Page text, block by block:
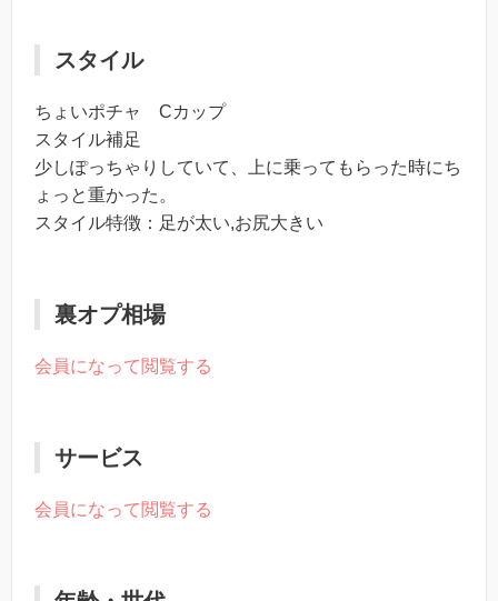
スタイル
ちょいポチャ Cカップ
スタイル補足
少しぽっちゃりしていて、上に乗ってもらった時にち
ょっと重かった。
スタイル特徴：足が太い,お尻大きい
裏オプ相場
会員になって閲覧する
サービス
会員になって閲覧する